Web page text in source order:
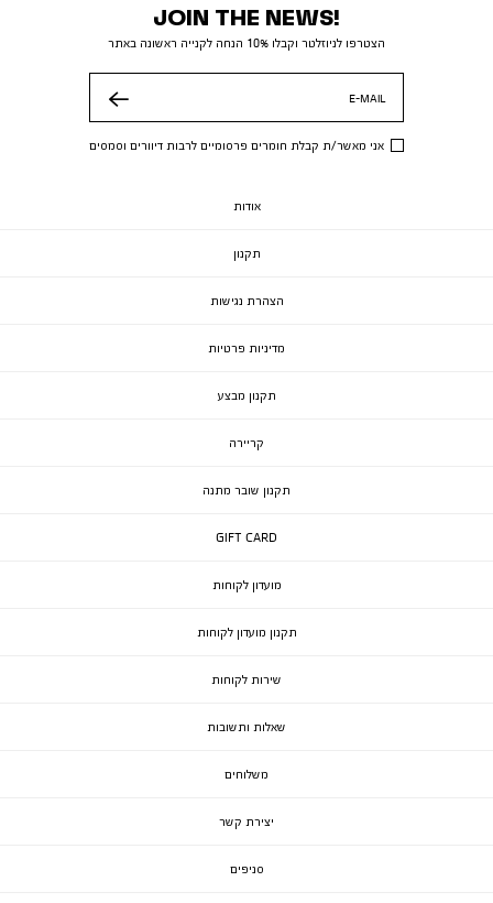
JOIN THE NEWS!
הצטרפו לניוזלטר וקבלו 10% הנחה לקנייה ראשונה באתר
E-MAIL
אני מאשר/ת קבלת חומרים פרסומיים לרבות דיוורים וסמסים
אודות
תקנון
הצהרת נגישות
מדיניות פרטיות
תקנון מבצע
קריירה
תקנון שובר מתנה
GIFT CARD
מועדון לקוחות
תקנון מועדון לקוחות
שירות לקוחות
שאלות ותשובות
משלוחים
יצירת קשר
סניפים